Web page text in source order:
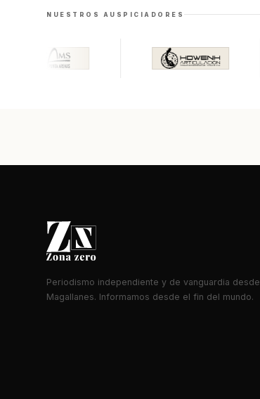
NUESTROS AUSPICIADORES
Periodismo independiente y de vanguardia desde
Magallanes. Informamos desde el fin del mundo.